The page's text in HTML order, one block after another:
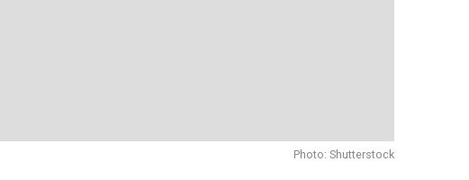
Photo: Shutterstock